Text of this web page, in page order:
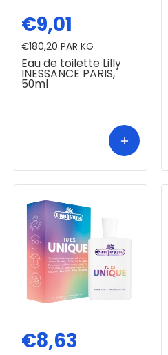
Eau de toilette Lilly
INESSANCE PARIS,
50ml
€9,01
€180,20 PAR KG
€8,63